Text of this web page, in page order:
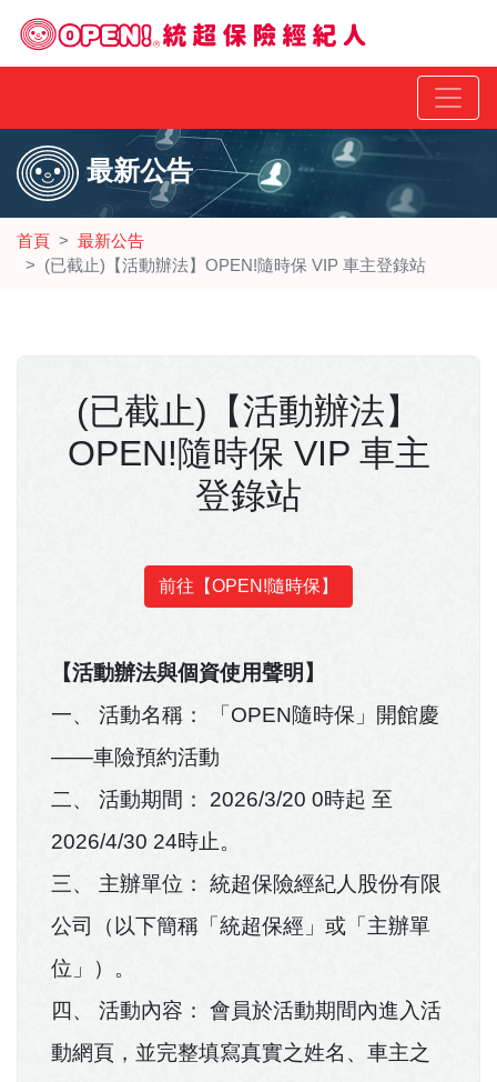
最新公告
首頁
最新公告
(已截止)【活動辦法】OPEN!隨時保 VIP 車主登錄站
(已截止)【活動辦法】
OPEN!隨時保 VIP 車主
登錄站
前往【OPEN!隨時保】
【活動辦法與個資使用聲明】
一、 活動名稱： 「OPEN隨時保」開館慶
——車險預約活動
二、 活動期間： 2026/3/20 0時起 至
2026/4/30 24時止。
三、 主辦單位： 統超保險經紀人股份有限
公司（以下簡稱「統超保經」或「主辦單
位」）。
四、 活動內容： 會員於活動期間內進入活
動網頁，並完整填寫真實之姓名、車主之